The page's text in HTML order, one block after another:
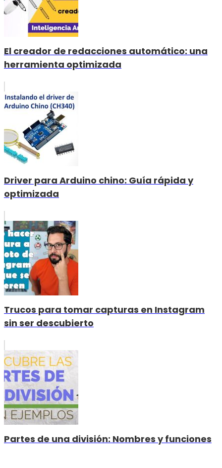
El creador de redacciones automático: una
herramienta optimizada
Driver para Arduino chino: Guía rápida y
optimizada
Trucos para tomar capturas en Instagram
sin ser descubierto
Partes de una división: Nombres y funciones